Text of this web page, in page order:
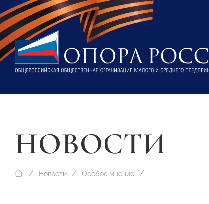
НОВОСТИ
Новости Особое мнение